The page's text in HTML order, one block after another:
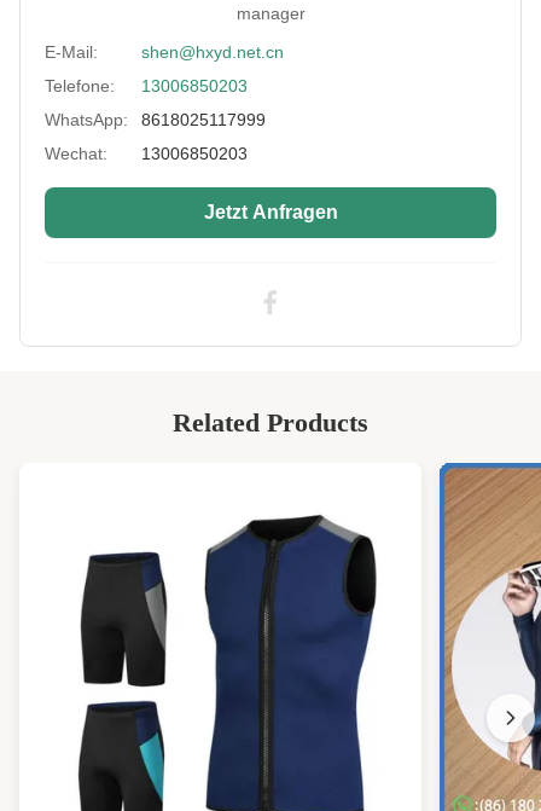
Waterproof:
High Light: Ausrüstungsbeutel mit Mehrzweckriemen
Wasserdichte Ausrüstungstüte
manager
E-Mail:
shen@hxyd.net.cn
Telefone:
13006850203
WhatsApp:
8618025117999
Wechat:
13006850203
Jetzt Anfragen
Related Products